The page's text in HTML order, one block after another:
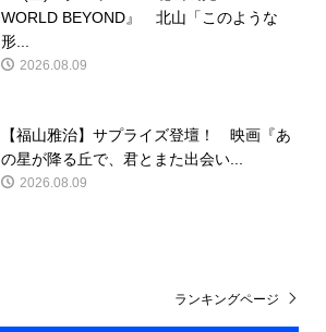
WORLD BEYOND』 北山「このような
形...
2026.08.09
【福山雅治】サプライズ登壇！ 映画『あ
の星が降る丘で、君とまた出会い...
2026.08.09
ランキングページ